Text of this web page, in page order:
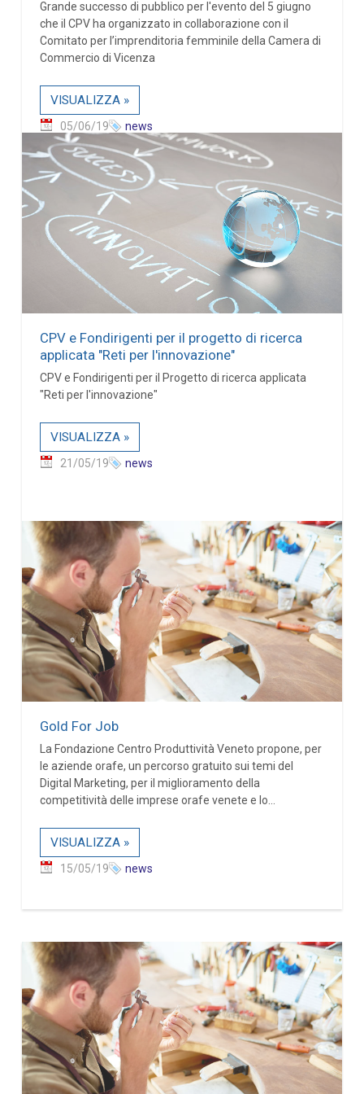
Grande successo di pubblico per l'evento del 5 giugno
che il CPV ha organizzato in collaborazione con il
Comitato per l’imprenditoria femminile della Camera di
Commercio di Vicenza
VISUALIZZA »
05/06/19 news
CPV e Fondirigenti per il progetto di ricerca
applicata "Reti per l'innovazione"
CPV e Fondirigenti per il Progetto di ricerca applicata
"Reti per l'innovazione"
VISUALIZZA »
21/05/19 news
Gold For Job
La Fondazione Centro Produttività Veneto propone, per
le aziende orafe, un percorso gratuito sui temi del
Digital Marketing, per il miglioramento della
competitività delle imprese orafe venete e lo...
VISUALIZZA »
15/05/19 news